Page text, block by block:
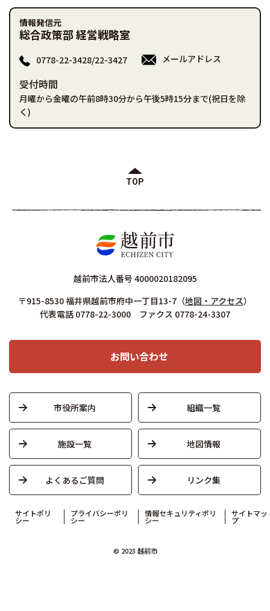
情報発信元
総合政策部 経営戦略室
0778-22-3428/22-3427 メールアドレス
受付時間
月曜から金曜の午前8時30分から午後5時15分まで(祝日を除
く)
TOP
越前市法人番号 4000020182095
〒915-8530 福井県越前市府中一丁目13-7 （地図・アクセス）
代表電話 0778-22-3000 ファクス 0778-24-3307
お問い合わせ
市役所案内 組織一覧
施設一覧 地図情報
よくあるご質問 リンク集
サイトポリ
シー
プライバシーポリ
シー
情報セキュリティポリ
シー
サイトマッ
プ
© 2023 越前市